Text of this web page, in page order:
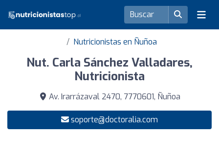
Nutricionistas en Ñuñoa
Nut. Carla Sánchez Valladares,
Nutricionista
Av. Irarrázaval 2470, 7770601, Ñuñoa
soporte@doctoralia.com